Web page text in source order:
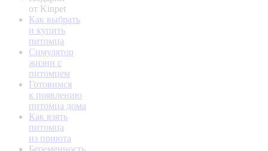
от Kinpet
Как выбрать
и купить
питомца
Симулятор
жизни с
питомцем
Готовимся
к появлению
питомца дома
Как взять
питомца
из приюта
Беременность